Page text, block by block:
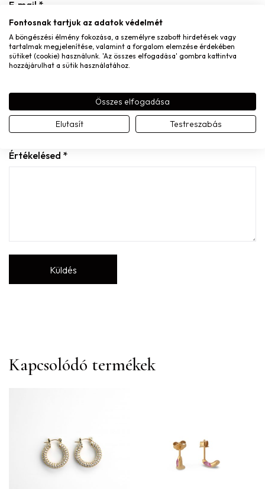
E-mail *
A te értékelésed
Értékelésed *
Kapcsolódó termékek
Fontosnak tartjuk az adatok védelmét
A böngészési élmény fokozása, a személyre szabott hirdetések vagy
tartalmak megjelenítése, valamint a forgalom elemzése érdekében
sütiket (cookie) használunk. 'Az összes elfogadása' gombra kattintva
hozzájárulhat a sütik használatához.
Összes elfogadása
Elutasít Testreszabás